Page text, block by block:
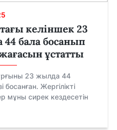
келіншек 23
бала босанып
ұстатты
23 жылда 44
босанған. Жергілікті
мұны сирек кездесетін